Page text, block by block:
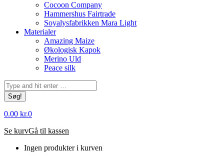
Cocoon Company
Hammershus Fairtrade
Soyalysfabrikken Mara Light
Materialer
Amazing Maize
Økologisk Kapok
Merino Uld
Peace silk
Søg:
0.00 kr.0
Se kurvGå til kassen
Ingen produkter i kurven